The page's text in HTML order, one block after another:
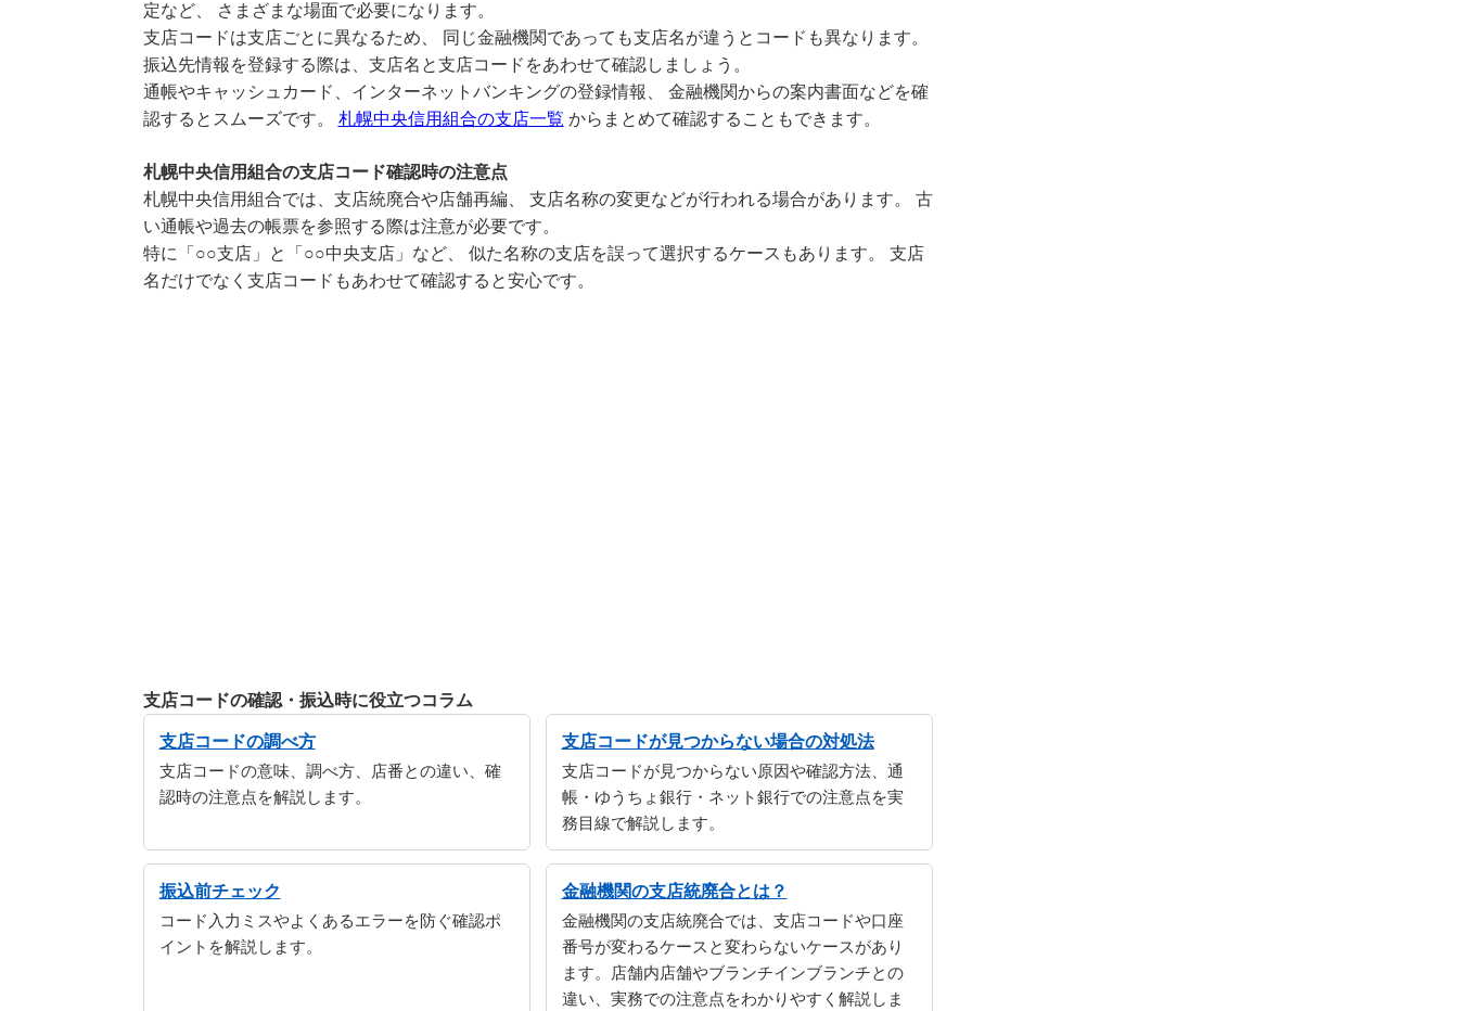
定など、 さまざまな場面で必要になります。
支店コードは支店ごとに異なるため、 同じ金融機関であっても支店名が違うとコードも異なります。
振込先情報を登録する際は、支店名と支店コードをあわせて確認しましょう。
通帳やキャッシュカード、インターネットバンキングの登録情報、 金融機関からの案内書面などを確
認するとスムーズです。 札幌中央信用組合の支店一覧 からまとめて確認することもできます。
札幌中央信用組合の支店コード確認時の注意点
札幌中央信用組合では、支店統廃合や店舗再編、 支店名称の変更などが行われる場合があります。 古
い通帳や過去の帳票を参照する際は注意が必要です。
特に「○○支店」と「○○中央支店」など、 似た名称の支店を誤って選択するケースもあります。 支店
名だけでなく支店コードもあわせて確認すると安心です。
支店コードの確認・振込時に役立つコラム
支店コードの調べ方
支店コードの意味、調べ方、店番との違い、確
認時の注意点を解説します。
支店コードが見つからない場合の対処法
支店コードが見つからない原因や確認方法、通
帳・ゆうちょ銀行・ネット銀行での注意点を実
務目線で解説します。
振込前チェック
コード入力ミスやよくあるエラーを防ぐ確認ポ
イントを解説します。
金融機関の支店統廃合とは？
金融機関の支店統廃合では、支店コードや口座
番号が変わるケースと変わらないケースがあり
ます。店舗内店舗やブランチインブランチとの
違い、実務での注意点をわかりやすく解説しま